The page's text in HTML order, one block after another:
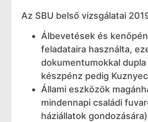
Az SBU belső vizsgálatai
Álbevetések és
feladataira használta,
dokumentumokkal
készpénz pedig
Állami eszközök
mindennapi családi
háziállatok